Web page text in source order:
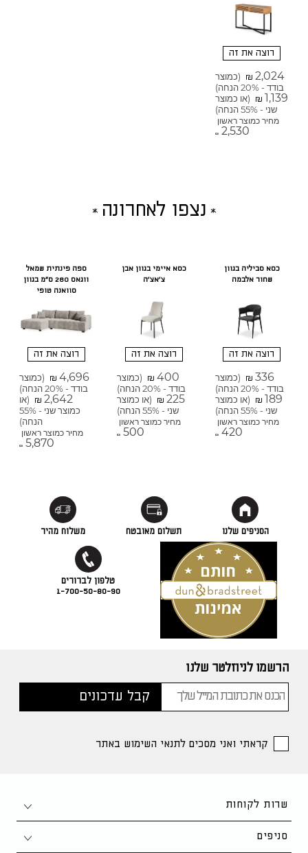
רוצה את זה
₪ 2,024
(כמוצר
בודד - 20% הנחה)
₪ 1,139
(או כמוצר
שני - 55% הנחה)
מחיר כמוצר ראשון
₪ 2,530
נצפו לאחרונה
כסא סביליה בגוון
שחור אלבמה
רוצה את זה
₪ 336
(כמוצר
בודד - 20% הנחה)
₪ 189
(או כמוצר
שני - 55% הנחה)
מחיר כמוצר ראשון
₪ 420
כסא איימי בגוון אבן
צ'אצ'ה
רוצה את זה
₪ 400
(כמוצר
בודד - 20% הנחה)
₪ 225
(או כמוצר
שני - 55% הנחה)
מחיר כמוצר ראשון
₪ 500
ספה פינתית שמאל
ווגאס 280 ס"מ בגוון
סוואנה טופי
רוצה את זה
₪ 4,696
(כמוצר
בודד - 20% הנחה)
₪ 2,642
(או
כמוצר שני - 55%
הנחה)
מחיר כמוצר ראשון
₪ 5,870
הסניפים שלנו תשלום מאובטח משלוח מהיר
1-700-50-80-90
הרשמו לניוזלטר שלנו
קראתי ואני מסכים לתנאי השימוש באתר
שרות לקוחות
צור קשר
סניפים